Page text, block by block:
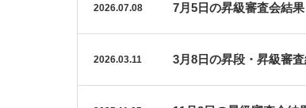
2026.07.08 7月5日の昇級審査会結果
2026.03.11 3月8日の昇段・昇級審